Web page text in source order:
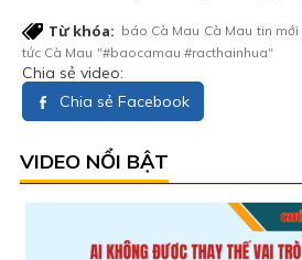
Từ khóa: báo Cà Mau Cà Mau tin mới
tức Cà Mau "#baocamau #racthainhua"
Chia sẻ video:
Chia sẻ Facebook
VIDEO NỔI BẬT